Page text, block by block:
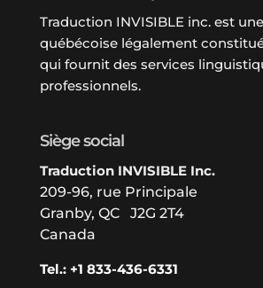
Traduction INVISIBLE inc. est
québécoise légalement
qui fournit des services
professionnels.
Siège social
Traduction INVISIBLE Inc.
209-96, rue Principale
Granby, QC J2G 2T4
Canada
Tel.: +1 833-436-6331